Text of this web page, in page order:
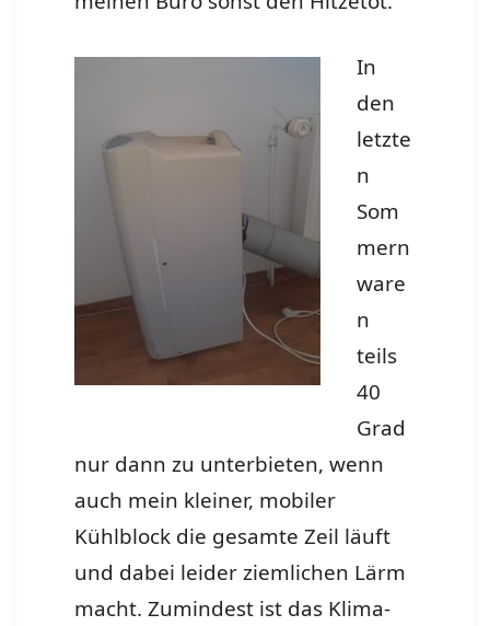
In
den
letzte
n
Som
mern
ware
n
teils
40
Grad
nur dann zu unterbieten, wenn
auch mein kleiner, mobiler
Kühlblock die gesamte Zeil läuft
und dabei leider ziemlichen Lärm
macht. Zumindest ist das Klima-